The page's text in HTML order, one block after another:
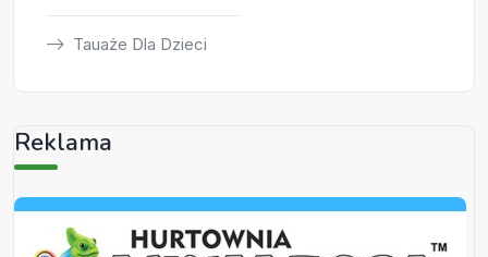
Tauaże Dla Dzieci
Reklama